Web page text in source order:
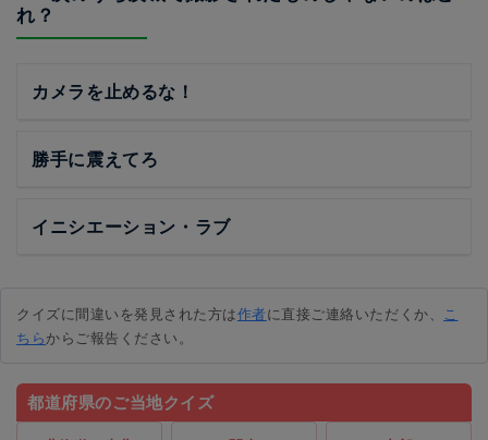
れ？
カメラを止めるな！
勝手に震えてろ
イニシエーション・ラブ
クイズに間違いを発見された方は作者に直接ご連絡いただくか、 こ
ちらからご報告ください。
都道府県のご当地クイズ